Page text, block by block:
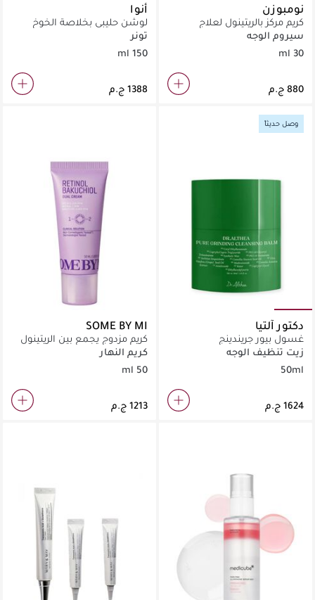
نومبوزن
كريم مركز بالريتينول لعلاج
الخطوط الدقيقة والشوائب في
مناطق محددة.
سيروم الوجه
30 ml
أنوا
لوشن حليبي بخلاصة الخوخ
لتنعيم البشرة وتفتيحها.
تونر
150 ml
وصل حديثاً
دكتور آلتيا
غسول بيور جريندينج
زيت تنظيف الوجه
50ml
SOME BY MI
كريم مزدوج يجمع بين الريتينول
والباكوتشيول لمكافحة
الشيخوخة بفعالية.
كريم النهار
50 ml